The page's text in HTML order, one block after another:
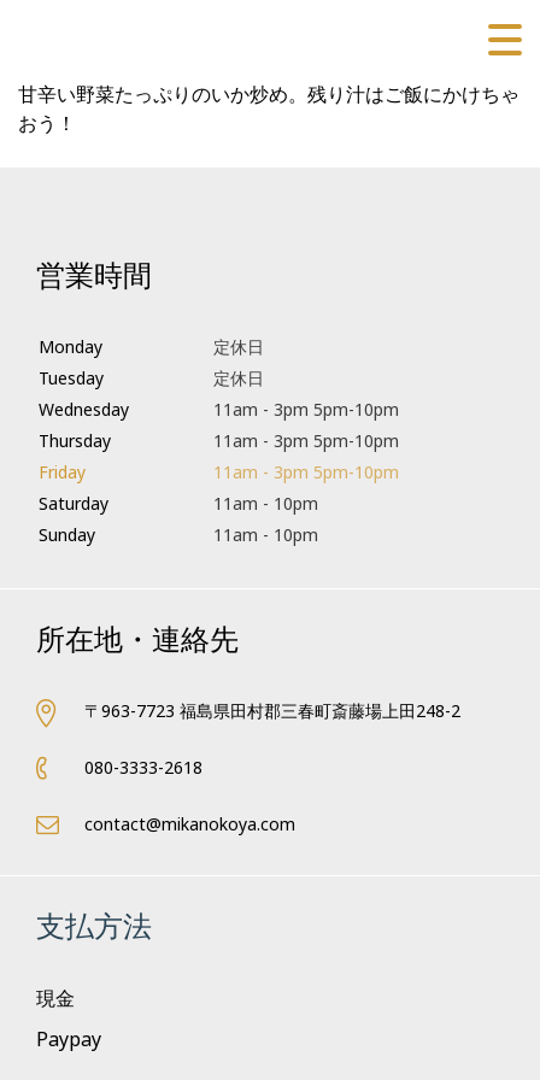
甘辛い野菜たっぷりのいか炒め。残り汁はご飯にかけちゃ
おう！
営業時間
Monday
定休日
Tuesday
定休日
Wednesday
11am - 3pm 5pm-10pm
Thursday
11am - 3pm 5pm-10pm
Friday
11am - 3pm 5pm-10pm
Saturday
11am - 10pm
Sunday
11am - 10pm
所在地・連絡先
〒963-7723 福島県田村郡三春町斎藤場上田248-2
080-3333-2618
contact@mikanokoya.com
支払方法
現金
Paypay